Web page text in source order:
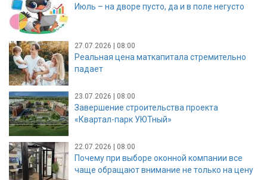
Июль – на дворе пусто, да и в поле негусто
27.07.2026 | 08:00
Реальная цена маткапитала стремительно
падает
23.07.2026 | 08:00
Завершение строительства проекта
«Квартал-парк УЮТный»
22.07.2026 | 08:00
Почему при выборе оконной компании все
чаще обращают внимание не только на цену